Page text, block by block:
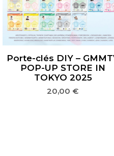
Porte-clés DIY –
POP-UP STORE IN
TOKYO 2025
20,00 €